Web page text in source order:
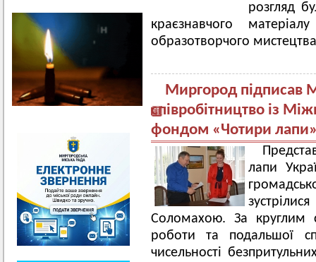
розгляд
краєзнавчого
образотворчого
Миргород підписав
співробітництво із
фондом «Чотири
лапи
Соломахою. За круглим
роботи та подальшої
чисельності